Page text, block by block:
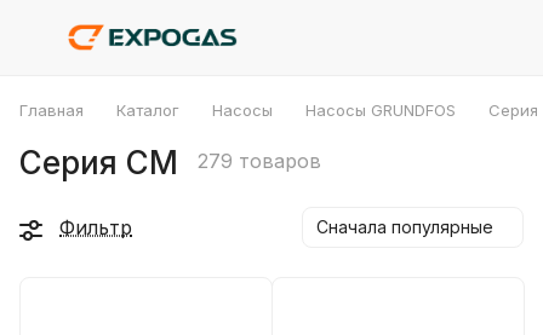
Главная Каталог Насосы Насосы GRUNDFOS Серия
Серия CM 279 товаров
Фильтр Сначала популярные